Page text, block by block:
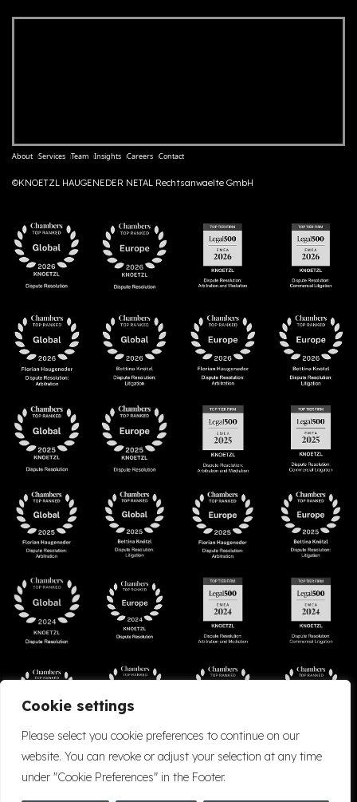
Cookie settings
Please select you cookie preferences to continue on our
website. You can revoke or adjust your selection at any time
under "Cookie Preferences" in the Footer.
About Services Team Insights Careers Contact
©KNOETZL HAUGENEDER NETAL Rechtsanwaelte GmbH